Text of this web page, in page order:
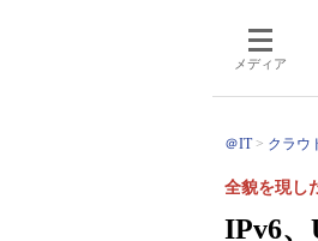
メディア
＠IT クラウ
IPv6
全貌を現し